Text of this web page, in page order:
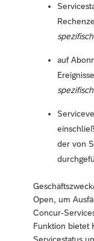
auf
der von
Open, um
Concur-
Funktion bietet
Servicestatus